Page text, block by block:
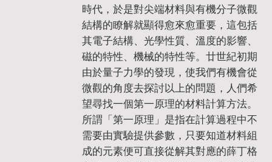
時代，於是對尖端材料與有機分子微觀
結構的瞭解就顯得愈來愈重要，這包括
其電子結構、光學性質、溫度的影響、
磁的特性、機械的特性等。廿世紀初期
由於量子力學的發現，使我們有機會從
微觀的角度去探討以上的問題，人們希
望尋找一個第一原理的材料計算方法。
所謂「第一原理」是指在計算過程中不
需要由實驗提供參數，只要知道材料組
成的元素便可直接從解其對應的薛丁格